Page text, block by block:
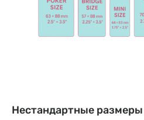
Нестандартные